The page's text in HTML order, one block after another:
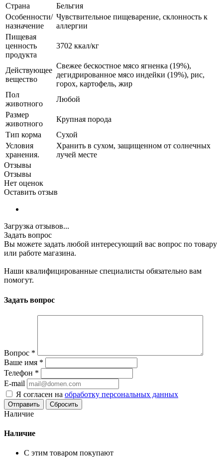
Страна
Бельгия
Особенности/
назначение
Чувствительное пищеварение, склонность к
аллергии
Пищевая
ценность
продукта
3702 ккал/кг
Действующее
вещество
Свежее бескостное мясо ягненка (19%),
дегидрированное мясо индейки (19%), рис,
горох, картофель, жир
Пол
животного
Любой
Размер
животного
Крупная порода
Тип корма
Сухой
Условия
хранения.
Хранить в сухом, защищенном от солнечных
лучей месте
Отзывы
Отзывы
Нет оценок
Оставить отзыв
Загрузка отзывов...
Задать вопрос
Вы можете задать любой интересующий вас вопрос по товару
или работе магазина.
Наши квалифицированные специалисты обязательно вам
помогут.
Задать вопрос
Вопрос *
Ваше имя *
Телефон *
E-mail
Я согласен на обработку персональных данных
Сбросить
Наличие
Наличие
С этим товаром покупают